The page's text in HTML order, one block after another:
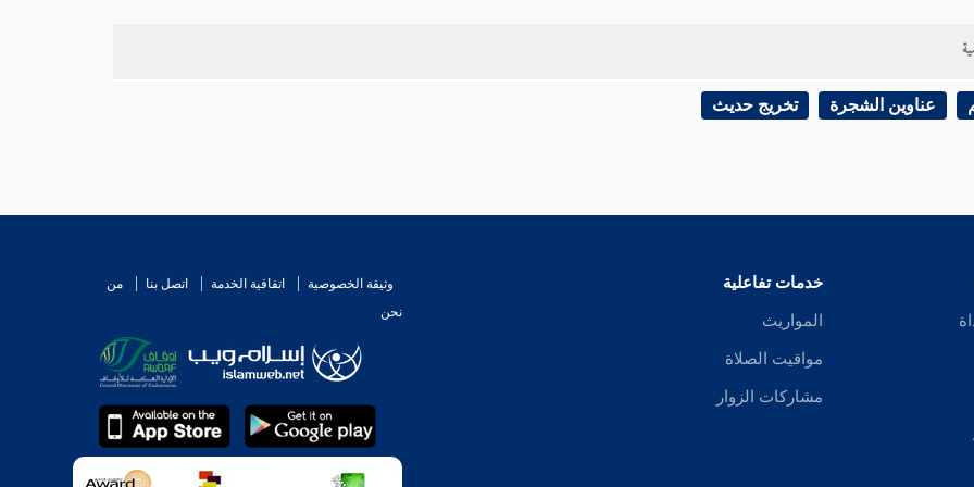
عناوين الشجرة تخريج حديث
خدمات تفاعلية
المواريث
مواقيت الصلاة
مشاركات الزوار
وثيقة الخصوصية اتفاقية الخدمة اتصل بنا
من
نحن